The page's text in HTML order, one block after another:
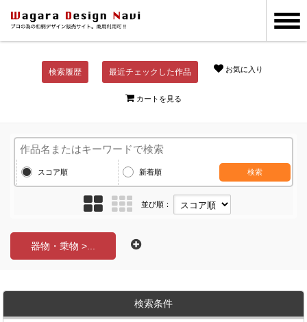
検索履歴 最近チェックした作品 お気に入り
カートを見る
スコア順 新着順 検索
並び順：
器物・乗物 >...
検索条件